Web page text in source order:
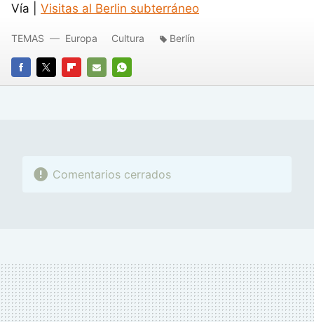
Vía | Visitas al Berlin subterráneo
FACEBOOK
TWITTERFLIPBOARD
E-
WHATSAPP
TEMAS Europa Cultura Berlín
Comentarios cerrados